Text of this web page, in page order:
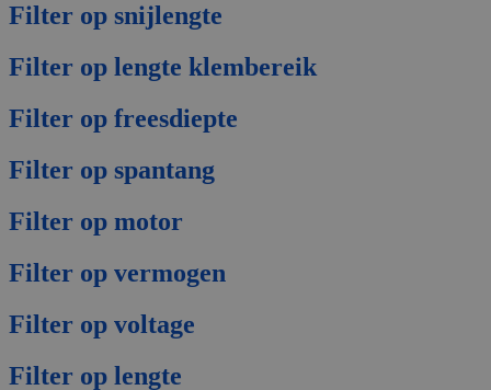
Filter op snijlengte
Filter op lengte klembereik
Filter op freesdiepte
Filter op spantang
Filter op motor
Filter op vermogen
Filter op voltage
Filter op lengte